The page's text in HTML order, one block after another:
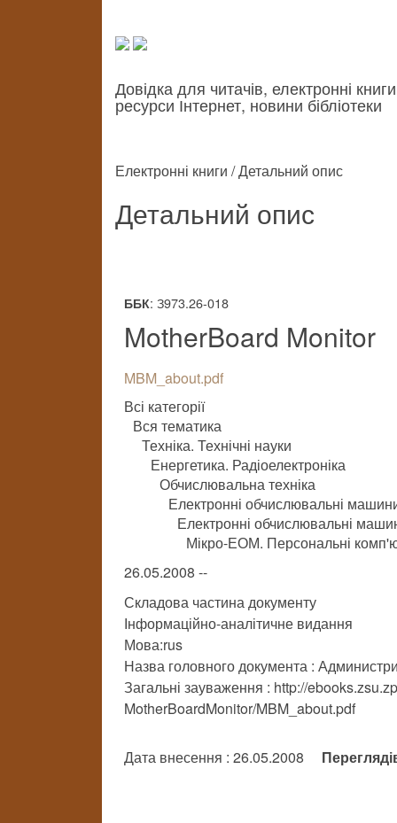
Довідка для читачів, електронні
ресурси Інтернет, новини бібліотеки
Електронні книги / Детальний опис
Детальний опис
ББК: З973.26-018
MotherBoard Monitor
MBM_about.pdf
Всі категорії
Вся тематика
Техніка. Технічні науки
Енергетика. Радіоелектроніка
Обчислювальна техніка
Електронні обчислювальні
Електронні обчислювальні
Мікро-ЕОМ. Персональні
26.05.2008 --
Складова частина документу
Інформаційно-аналітичне видання
Мова:rus
Назва головного документа :
Загальні зауваження : http://
MotherBoardMonitor/MBM_about.pdf
Дата внесення : 26.05.2008